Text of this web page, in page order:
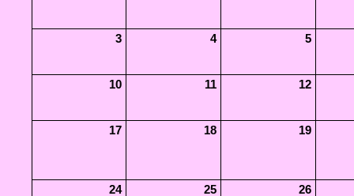
3 4 5
10 11 12
17 18 19
24
25
26